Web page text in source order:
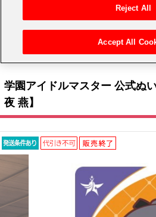
ゲーム
EVENT
アイドルマスター
アイドルマスター SideM
アイドルマスター シャイニーカラーズ
プロジェクトアイマス ヴイアライヴ
トイ・ホビー
アイドルマスター シリーズ
学園アイドルマスター 公式ぬ
夜 燕】
Reject All
Accept All